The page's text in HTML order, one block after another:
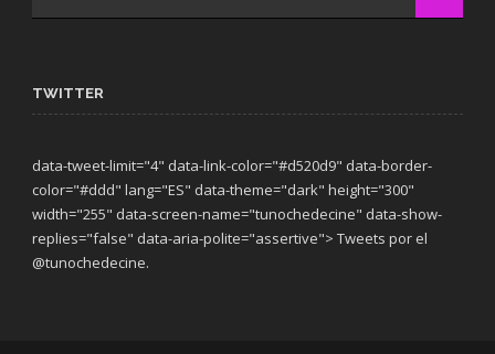
TWITTER
data-tweet-limit="4" data-link-color="#d520d9" data-border-
color="#ddd" lang="ES" data-theme="dark" height="300"
width="255" data-screen-name="tunochedecine" data-show-
replies="false" data-aria-polite="assertive"> Tweets por el
@tunochedecine.